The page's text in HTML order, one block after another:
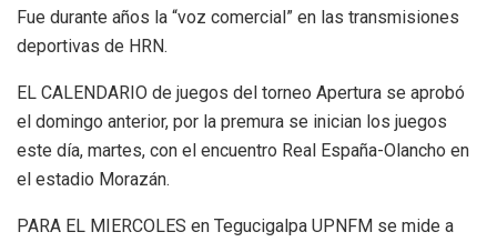
Fue durante años la “voz comercial” en las transmisiones
deportivas de HRN.
EL CALENDARIO de juegos del torneo Apertura se aprobó
el domingo anterior, por la premura se inician los juegos
este día, martes, con el encuentro Real España-Olancho en
el estadio Morazán.
PARA EL MIERCOLES en Tegucigalpa UPNFM se mide a